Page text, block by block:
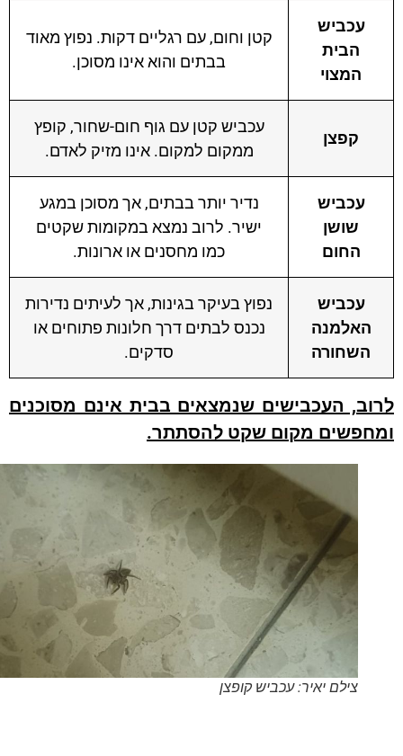
עכביש
הבית
המצוי
קטן וחום, עם רגליים דקות. נפוץ מאוד
בבתים והוא אינו מסוכן.
קפצן
עכביש קטן עם גוף חום-שחור, קופץ
ממקום למקום. אינו מזיק לאדם.
עכביש
שושן
החום
נדיר יותר בבתים, אך מסוכן במגע
ישיר. לרוב נמצא במקומות שקטים
כמו מחסנים או ארונות.
עכביש
האלמנה
השחורה
נפוץ בעיקר בגינות, אך לעיתים נדירות
נכנס לבתים דרך חלונות פתוחים או
סדקים.
העכבישים שנמצאים בבית אינם מסוכנים
מקום שקט להסתתר.
צילם יאיר: עכביש קופצן